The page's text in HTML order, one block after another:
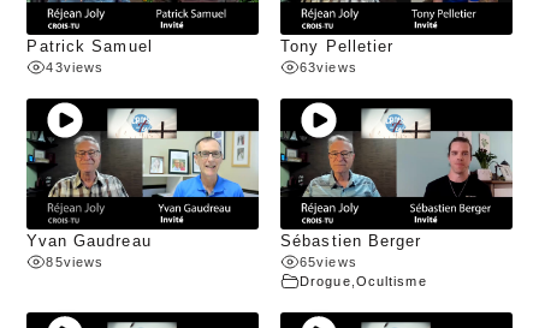
Patrick Samuel
43views
Tony Pelletier
63views
Yvan Gaudreau
85views
Sébastien Berger
65views
Drogue Ocultisme